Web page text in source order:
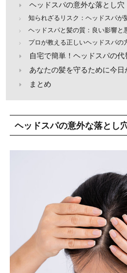
ヘッドスパの意外な落とし穴
知られざるリスク：ヘッドスパが
ヘッドスパと髪の質：良い影響と
プロが教える正しいヘッドスパの
自宅で簡単！ヘッドスパの代
あなたの髪を守るために今日
まとめ
ヘッドスパの意外な落とし